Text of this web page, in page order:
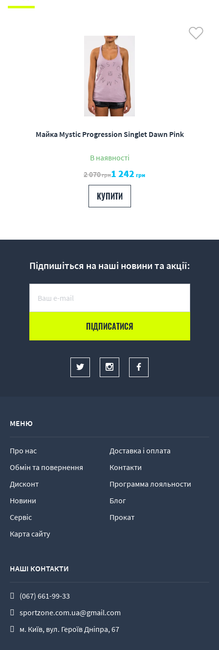
Майка Mystic Progression Singlet Dawn Pink
В наявності
2 070грн1 242 грн
КУПИТИ
Підпишіться на наші новини та акції:
МЕНЮ
Про нас
Доставка і оплата
Обмін та повернення
Контакти
Дисконт
Программа лояльности
Новини
Блог
Сервіс
Прокат
Карта сайту
НАШІ КОНТАКТИ
(067) 661-99-33
sportzone.com.ua@gmail.com
м. Київ, вул. Героїв Дніпра, 67